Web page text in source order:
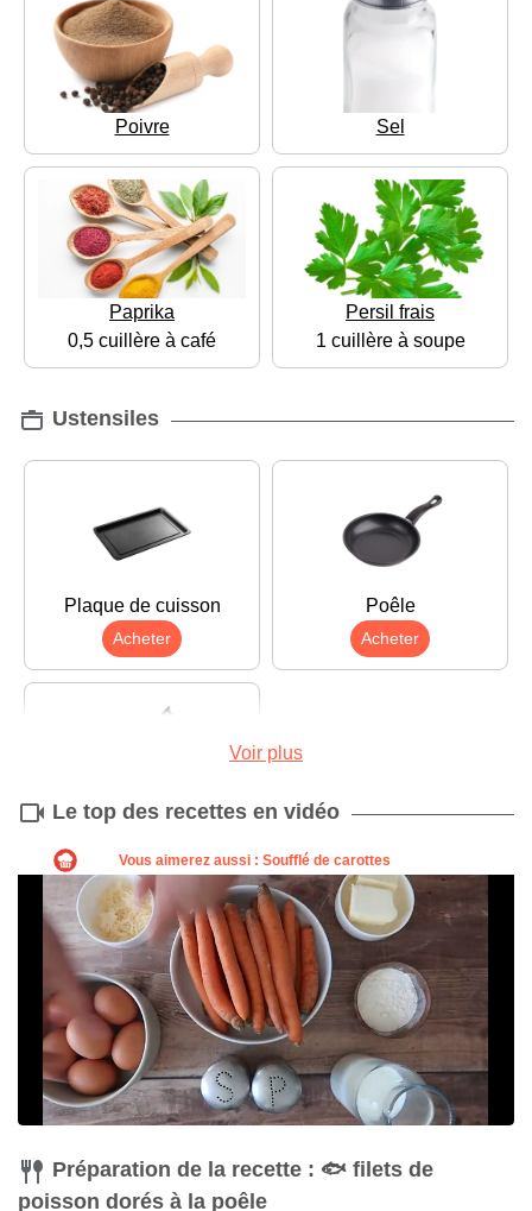
Poivre Sel
Paprika
0,5 cuillère à café
Persil frais
1 cuillère à soupe
Ustensiles
Plaque de cuisson
Acheter
Poêle
Acheter
Couteau
Acheter
Voir plus
Le top des recettes en vidéo
Préparation de la recette : 🐟 filets de
poisson dorés à la poêle